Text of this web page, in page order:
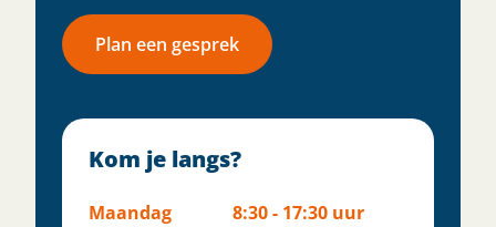
Plan een gesprek
Kom je langs?
Maandag
8:30 - 17:30 uur